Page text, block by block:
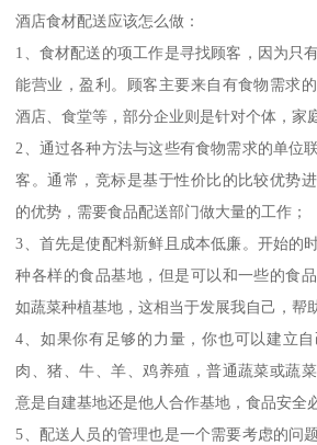
酒店食材配送应该怎么做：
1、食材配送的项工作是寻找顾客，因为只
能营业，盈利。顾客主要来自有食物需求
酒店、食堂等，部分企业则是针对个体，家
2、通过各种方法与这些有食物需求的单位
客。通常，竞标是基于性价比的比较优势
的优势，需要食品配送部门做大量的工作；
3、首先是使配料新鲜且成本低廉。开始的
种各样的食品基地，但是可以和一些的食
如蔬菜种植基地，这相当于发展我自己，帮
4、如果你有足够的力量，你也可以建立
肉、猪、牛、羊、鸡养殖，普通蔬菜或蔬
意是自建基地还是他人合作基地，食品安全
5、配送人员的管理也是一个需要考虑的问